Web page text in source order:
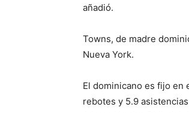
añadió.
Towns, de madre
Nueva York.
El dominicano es fijo en
rebotes y 5.9